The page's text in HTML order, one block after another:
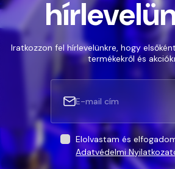
Iratkozzon fel hírlevelünkre, hogy
termékekről és
Elolvastam és
Adatvédelmi